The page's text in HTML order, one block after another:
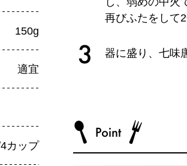
150g
適宜
カップ
再びふたをして2
器に盛り、七味